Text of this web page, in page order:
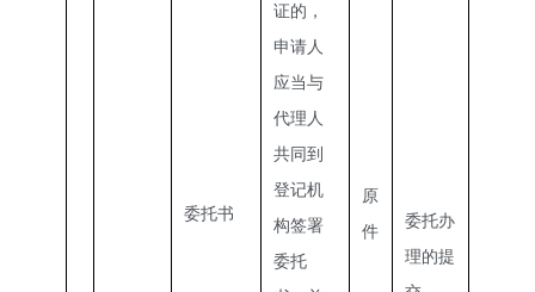
委托书
证的，
申请人
应当与
代理人
共同到
登记机
构签署
委托
原
件
委托办
理的提